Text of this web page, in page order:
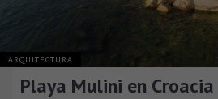
ARQUITECTURA
Playa Mulini en Croacia